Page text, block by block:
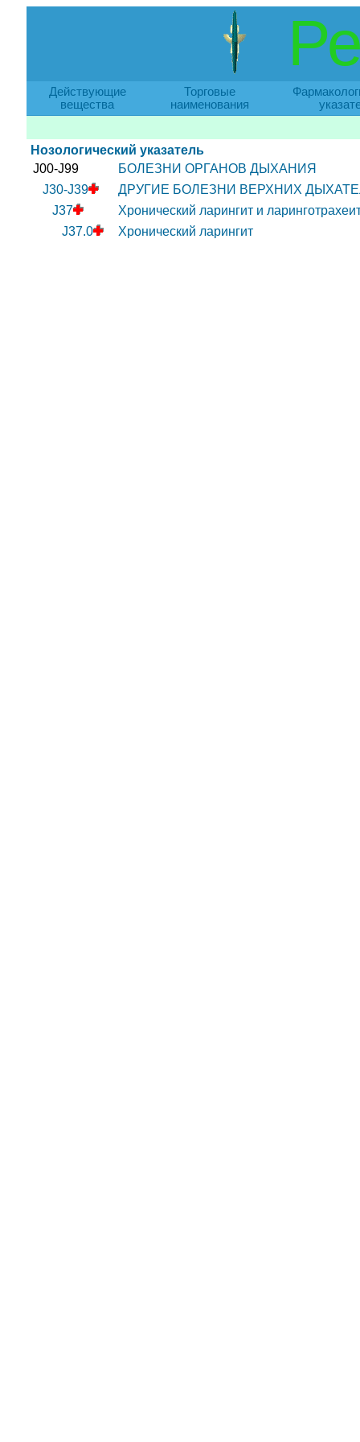
Действующие
вещества
Торговые
наименования
Нозологический указатель
J00-J99
БОЛЕЗНИ ОРГАНОВ ДЫХАНИЯ
J30-J39
ДРУГИЕ БОЛЕЗНИ ВЕРХНИХ
J37
Хронический ларингит и
J37.0
Хронический ларингит